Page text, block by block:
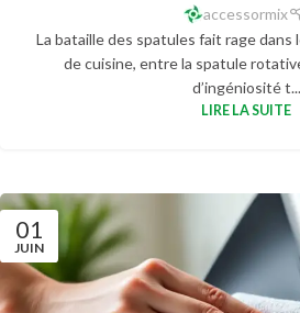
accessormix
La bataille des spatules fait rage
de cuisine, entre la spatule
d’ingéniosité t...
LIRE LA SUITE
01
JUIN